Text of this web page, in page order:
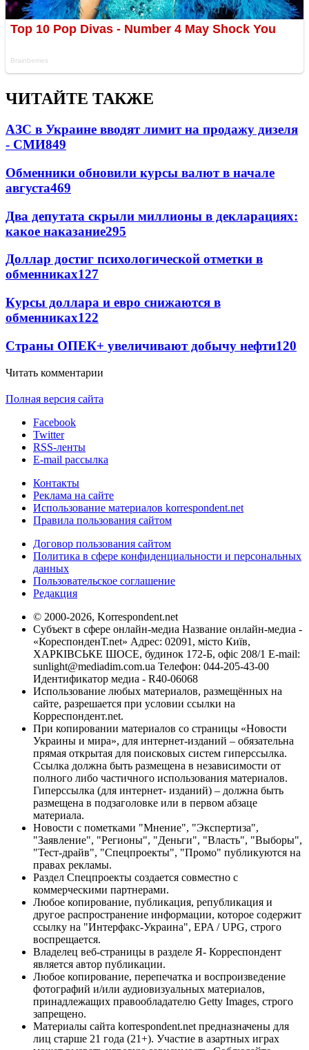
ЧИТАЙТЕ ТАКЖЕ
АЗС в Украине вводят лимит на продажу дизеля
- СМИ849
Обменники обновили курсы валют в начале
августа469
Два депутата скрыли миллионы в декларациях:
какое наказание295
Доллар достиг психологической отметки в
обменниках127
Курсы доллара и евро снижаются в
обменниках122
Страны ОПЕК+ увеличивают добычу нефти120
Читать комментарии
Полная версия сайта
Facebook
Twitter
RSS-ленты
E-mail рассылка
Контакты
Реклама на сайте
Использование материалов korrespondent.net
Правила пользования сайтом
Договор пользования сайтом
Политика в сфере конфиденциальности и персональных
данных
Пользовательское соглашение
Редакция
© 2000-2026, Korrespondent.net
Субъект в сфере онлайн-медиа Название онлайн-медиа -
«КореспонденТ.net» Адрес: 02091, місто Київ,
ХАРКІВСЬКЕ ШОСЕ, будинок 172-Б, офіс 208/1 E-mail:
sunlight@mediadim.com.ua Телефон: 044-205-43-00
Идентификатор медиа - R40-06068
Использование любых материалов, размещённых на
сайте, разрешается при условии ссылки на
Корреспондент.net.
При копировании материалов со страницы «Новости
Украины и мира», для интернет-изданий – обязательна
прямая открытая для поисковых систем гиперссылка.
Ссылка должна быть размещена в независимости от
полного либо частичного использования материалов.
Гиперссылка (для интернет- изданий) – должна быть
размещена в подзаголовке или в первом абзаце
материала.
Новости с пометками "Мнение", "Экспертиза",
"Заявление", "Регионы", "Деньги", "Власть", "Выборы",
"Тест-драйв", "Спецпроекты", "Промо" публикуются на
правах рекламы.
Раздел Спецпроекты создается совместно с
коммерческими партнерами.
Любое копирование, публикация, републикация и
другое распространение информации, которое содержит
ссылку на "Интерфакс-Украина", EPA / UPG, строго
воспрещается.
Владелец веб-страницы в разделе Я- Корреспондент
является автор публикации.
Любое копирование, перепечатка и воспроизведение
фотографий и/или аудиовизуальных материалов,
принадлежащих правообладателю Getty Images, строго
запрещено.
Материалы сайта korrespondent.net предназначены для
лиц старше 21 года (21+). Участие в азартных играх